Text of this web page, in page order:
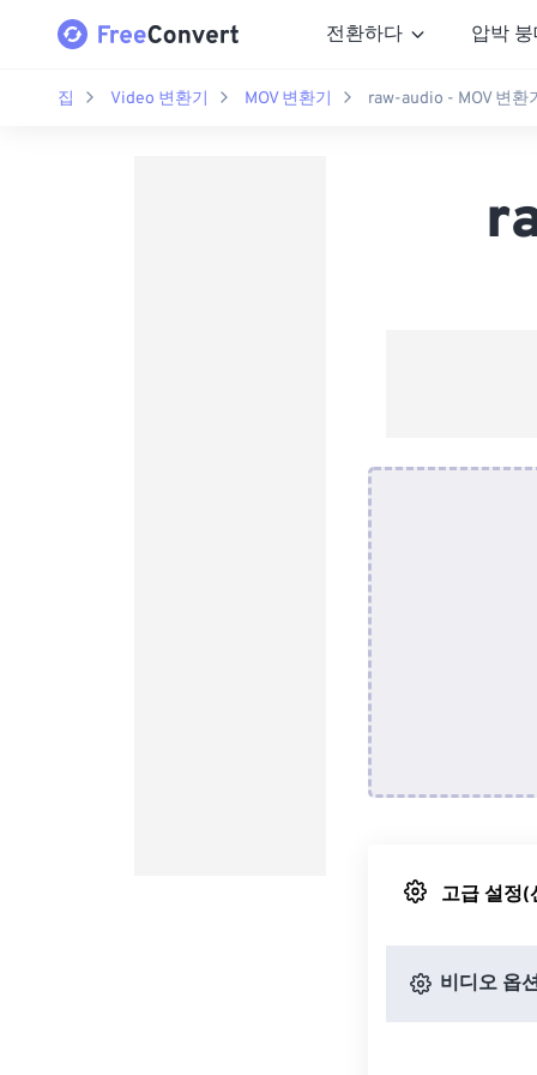
전환하다 압박
집 Video 변환기 MOV 변환기 raw-audio - MOV 변환
고급 설정(
비디오 옵